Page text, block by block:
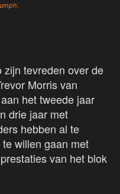
zijn tevreden over de
Morris van
het tweede jaar
drie jaar met
hebben al te
willen gaan met
van het blok